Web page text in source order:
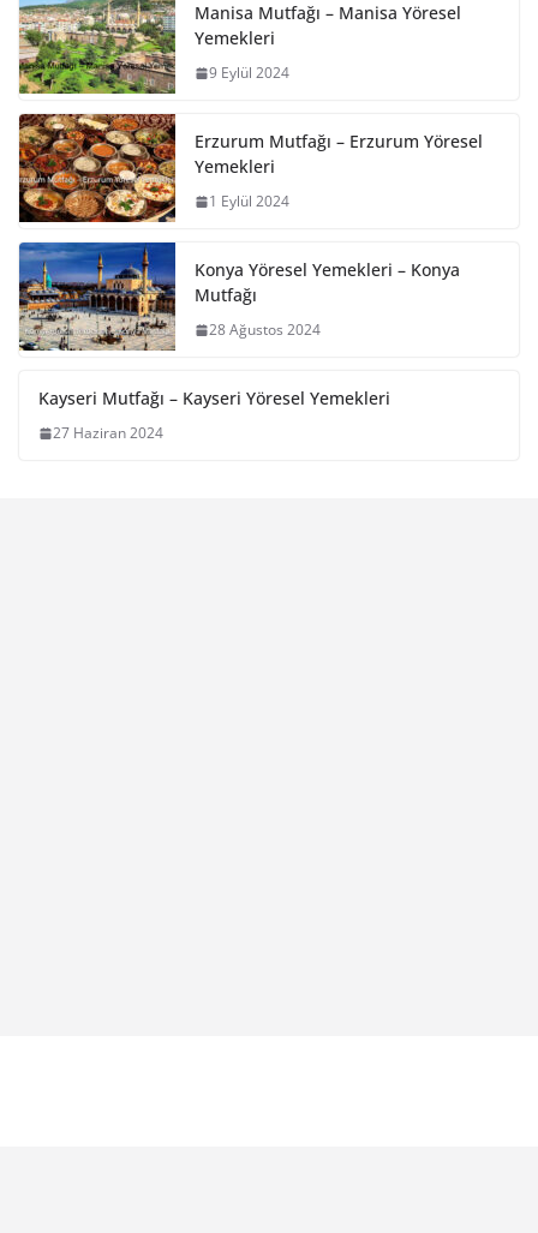
Manisa Mutfağı – Manisa Yöresel
Yemekleri
9 Eylül 2024
Erzurum Mutfağı – Erzurum Yöresel
Yemekleri
1 Eylül 2024
Konya Yöresel Yemekleri – Konya
Mutfağı
28 Ağustos 2024
Kayseri Mutfağı – Kayseri Yöresel Yemekleri
27 Haziran 2024